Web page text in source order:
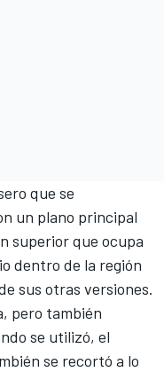
que se
un plano principal
superior que ocupa
dentro de la región
sus otras versiones.
pero también
se utilizó, el
se recortó a lo